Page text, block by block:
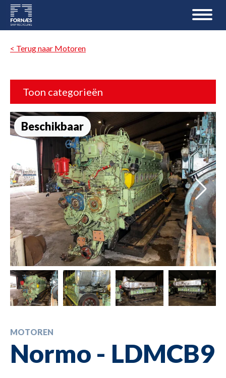
< Terug naar Motoren
Toon categorieën
Beschikbaar
MOTOREN
Normo - LDMCB9